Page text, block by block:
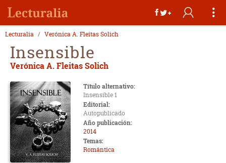
Lecturalia Verónica A. Fleitas Solich
Insensible
Verónica A. Fleitas Solich
Título alternativo:
Insensible 1
Editorial:
Autopublicado
Año publicación:
2014
Temas:
Romántica